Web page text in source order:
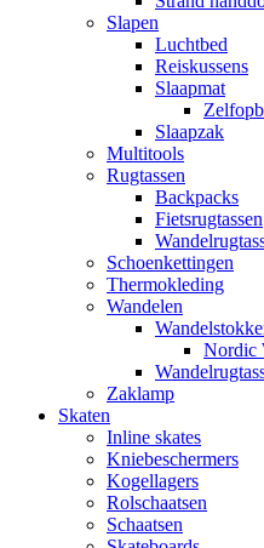
Slapen
Luchtbed
Reiskussens
Slaapmat
Slaapzak
Multitools
Rugtassen
Backpacks
Fietsrugtassen
Schoenkettingen
Thermokleding
Wandelen
Nordic
Zaklamp
Skaten
Inline skates
Kniebeschermers
Kogellagers
Rolschaatsen
Schaatsen